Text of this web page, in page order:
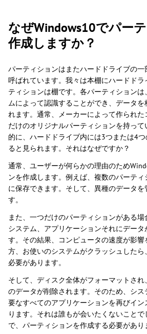
なぜWindows10でパー
作成しますか？
パーティションはまたハードドライブの一
呼ばれています。我々は本棚にハードド
ティションは棚です。各パーティション
ムによって認識することができ、データを
れます。通常、メーカーによって作られ
だけのオリジナルパーティションを持っ
的に、ハードドライブ内には3つまたは4
ると見られます。それはなぜですか？
通常、ユーザーが何らかの理由のため
ンを作成します。例えば、複数のパーティ
に保存できます。そして、異種のデータを
す。
また、一つだけのパーティションがある
システム、アプリケーションそれにデータ
す。その結果、コンピュータの速度が影
方、お使いのシステムがクラッシュした
必要があります。
そして、ディスク全体がフォーマットさ
のデータが削除されます。そのため、シ
要なすべてのアプリケーションを再びイ
ります。それは誰もが会いたくないこと
で、パーティションを作成する必要があり